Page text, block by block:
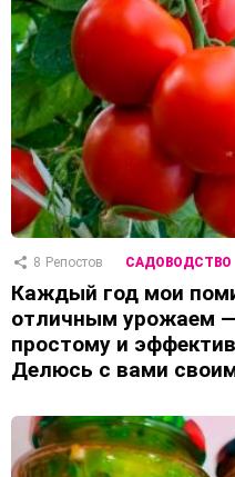
8 Репостов САДОВОДСТВО
Каждый год мои
отличным урожаем
простому и
Делюсь с вами